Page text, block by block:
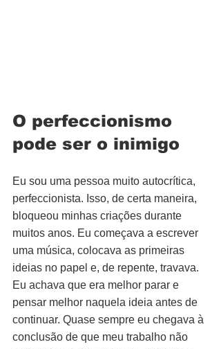
O perfeccionismo
pode ser o inimigo
Eu sou uma pessoa muito autocrítica,
perfeccionista. Isso, de certa maneira,
bloqueou minhas criações durante
muitos anos. Eu começava a escrever
uma música, colocava as primeiras
ideias no papel e, de repente, travava.
Eu achava que era melhor parar e
pensar melhor naquela ideia antes de
continuar. Quase sempre eu chegava à
conclusão de que meu trabalho não